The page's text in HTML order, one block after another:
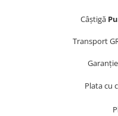
Câștigă
Transport
Plata cu